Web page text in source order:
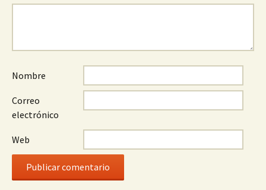
Nombre
Correo
electrónico
Web